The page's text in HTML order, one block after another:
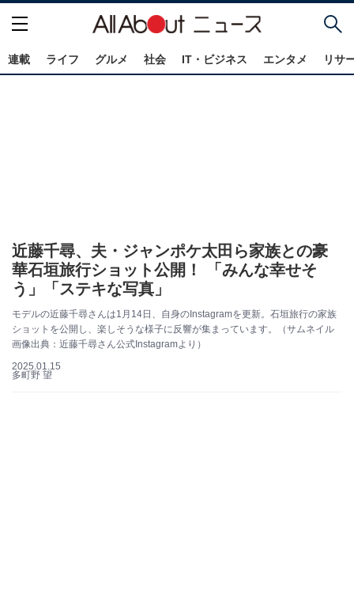
連載 ライフ グルメ 社会 IT・ビジネス エンタメ リサ
近藤千尋、夫・ジャンポケ太田ら家族との豪
華石垣旅行ショット公開！ 「みんな幸せそ
う」「ステキな写真」
モデルの近藤千尋さんは1月14日、自身のInstagramを更新。石垣旅行の家族
ショットを公開し、楽しそうな様子に反響が集まっています。（サムネイル
画像出典：近藤千尋さん公式Instagramより）
2025.01.15
多町野 望